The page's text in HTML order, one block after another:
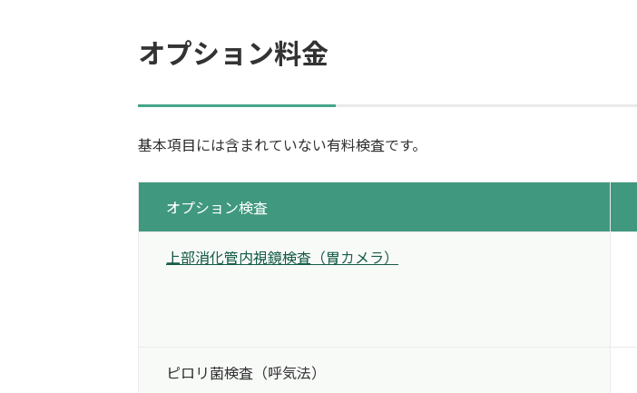
オプション料金
基本項目には含まれていない有料検査です。
オプション検査
上部消化管内視鏡検査 （胃カメラ）
ピロリ菌検査 （呼気法）